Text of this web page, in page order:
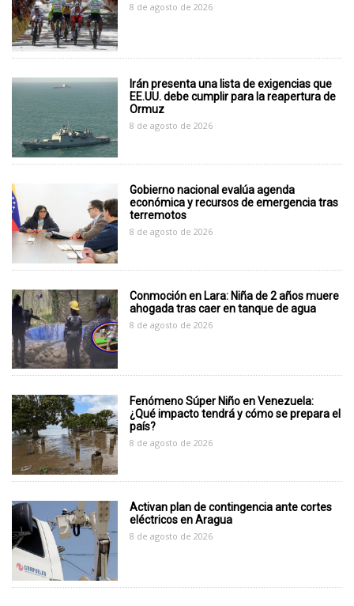
8 de agosto de 2026
Irán presenta una lista de exigencias que
EE.UU. debe cumplir para la reapertura de
Ormuz
8 de agosto de 2026
Gobierno nacional evalúa agenda
económica y recursos de emergencia tras
terremotos
8 de agosto de 2026
Conmoción en Lara: Niña de 2 años muere
ahogada tras caer en tanque de agua
8 de agosto de 2026
Fenómeno Súper Niño en Venezuela:
¿Qué impacto tendrá y cómo se prepara el
país?
8 de agosto de 2026
Activan plan de contingencia ante cortes
eléctricos en Aragua
8 de agosto de 2026